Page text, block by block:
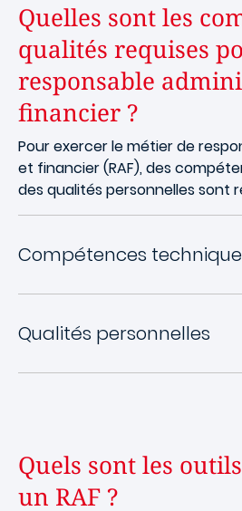
Quelles sont les
qualités requises
responsable
financier ?
Pour exercer le métier de
et financier (RAF), des
des qualités personnelles sont
Compétences
Qualités personnelles
Quels sont les
un RAF ?